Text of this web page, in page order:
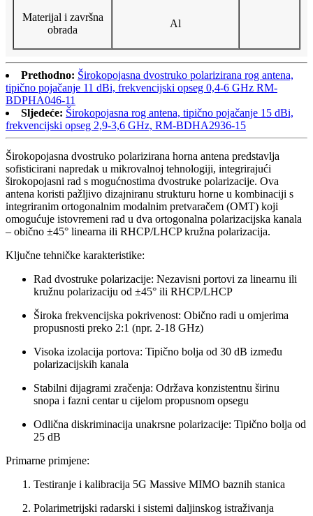
Materijal i završna
obrada
Al
Prethodno: Širokopojasna dvostruko polarizirana rog antena,
tipično pojačanje 11 dBi, frekvencijski opseg 0,4-6 GHz RM-
BDPHA046-11
Sljedeće: Širokopojasna rog antena, tipično pojačanje 15 dBi,
frekvencijski opseg 2,9-3,6 GHz, RM-BDHA2936-15
Širokopojasna dvostruko polarizirana horna antena predstavlja
sofisticirani napredak u mikrovalnoj tehnologiji, integrirajući
širokopojasni rad s mogućnostima dvostruke polarizacije. Ova
antena koristi pažljivo dizajniranu strukturu horne u kombinaciji s
integriranim ortogonalnim modalnim pretvaračem (OMT) koji
omogućuje istovremeni rad u dva ortogonalna polarizacijska kanala
– obično ±45° linearna ili RHCP/LHCP kružna polarizacija.
Ključne tehničke karakteristike:
Rad dvostruke polarizacije: Nezavisni portovi za linearnu ili
kružnu polarizaciju od ±45° ili RHCP/LHCP
Široka frekvencijska pokrivenost: Obično radi u omjerima
propusnosti preko 2:1 (npr. 2-18 GHz)
Visoka izolacija portova: Tipično bolja od 30 dB između
polarizacijskih kanala
Stabilni dijagrami zračenja: Održava konzistentnu širinu
snopa i fazni centar u cijelom propusnom opsegu
Odlična diskriminacija unakrsne polarizacije: Tipično bolja od
25 dB
Primarne primjene:
Testiranje i kalibracija 5G Massive MIMO baznih stanica
Polarimetrijski radarski i sistemi daljinskog istraživanja